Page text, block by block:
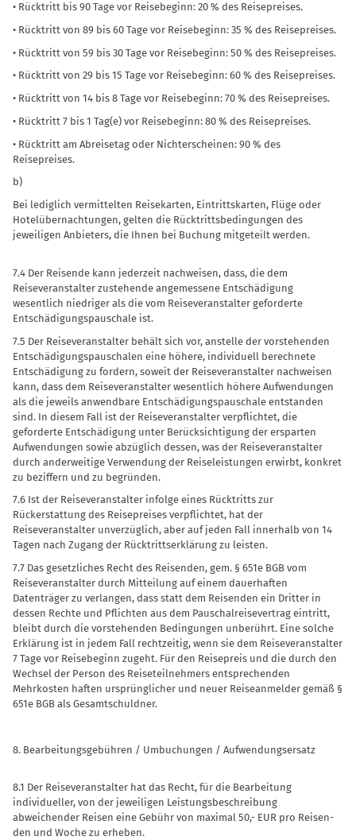
• Rücktritt bis 90 Tage vor Reisebeginn: 20 % des Reisepreises.
• Rücktritt von 89 bis 60 Tage vor Reisebeginn: 35 % des Reisepreises.
• Rücktritt von 59 bis 30 Tage vor Reisebeginn: 50 % des Reisepreises.
• Rücktritt von 29 bis 15 Tage vor Reisebeginn: 60 % des Reisepreises.
• Rücktritt von 14 bis 8 Tage vor Reisebeginn: 70 % des Reisepreises.
• Rücktritt 7 bis 1 Tag(e) vor Reisebeginn: 80 % des Reisepreises.
• Rücktritt am Abreisetag oder Nichterscheinen: 90 % des
Reisepreises.
b)
Bei lediglich vermittelten Reisekarten, Eintrittskarten, Flüge oder
Hotelübernachtungen, gelten die Rücktrittsbedingungen des
jeweiligen Anbieters, die Ihnen bei Buchung mitgeteilt werden.
7.4 Der Reisende kann jederzeit nachweisen, dass, die dem
Reiseveranstalter zustehende angemessene Entschädigung
wesentlich niedriger als die vom Reiseveranstalter geforderte
Entschädigungspauschale ist.
7.5 Der Reiseveranstalter behält sich vor, anstelle der vorstehenden
Entschädigungspauschalen eine höhere, individuell berechnete
Entschädigung zu fordern, soweit der Reiseveranstalter nachweisen
kann, dass dem Reiseveranstalter wesentlich höhere Aufwendungen
als die jeweils anwendbare Entschädigungspauschale entstanden
sind. In diesem Fall ist der Reiseveranstalter verpflichtet, die
geforderte Entschädigung unter Berücksichtigung der ersparten
Aufwendungen sowie abzüglich dessen, was der Reiseveranstalter
durch anderweitige Verwendung der Reiseleistungen erwirbt, konkret
zu beziffern und zu begründen.
7.6 Ist der Reiseveranstalter infolge eines Rücktritts zur
Rückerstattung des Reisepreises verpflichtet, hat der
Reiseveranstalter unverzüglich, aber auf jeden Fall innerhalb von 14
Tagen nach Zugang der Rücktrittserklärung zu leisten.
7.7 Das gesetzliches Recht des Reisenden, gem. § 651e BGB vom
Reiseveranstalter durch Mitteilung auf einem dauerhaften
Datenträger zu verlangen, dass statt dem Reisenden ein Dritter in
dessen Rechte und Pflichten aus dem Pauschalreisevertrag eintritt,
bleibt durch die vorstehenden Bedingungen unberührt. Eine solche
Erklärung ist in jedem Fall rechtzeitig, wenn sie dem Reiseveranstalter
7 Tage vor Reisebeginn zugeht. Für den Reisepreis und die durch den
Wechsel der Person des Reiseteilnehmers entsprechenden
Mehrkosten haften ursprünglicher und neuer Reiseanmelder gemäß §
651e BGB als Gesamtschuldner.
8. Bearbeitungsgebühren / Umbuchungen / Aufwendungsersatz
8.1 Der Reiseveranstalter hat das Recht, für die Bearbeitung
individueller, von der jeweiligen Leistungsbeschreibung
abweichender Reisen eine Gebühr von maximal 50,- EUR pro Reisen-
den und Woche zu erheben.